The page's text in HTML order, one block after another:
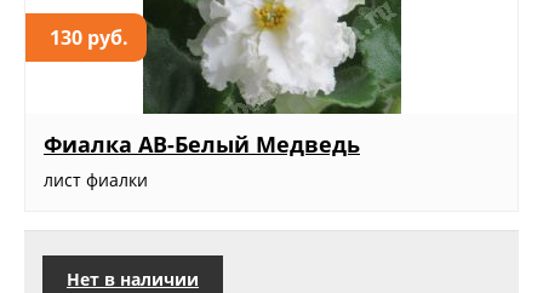
130 руб.
Фиалка АВ-Белый Медведь
лист фиалки
Нет в наличии